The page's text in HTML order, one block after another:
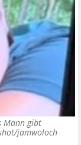
Mann gibt
jamwoloch